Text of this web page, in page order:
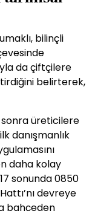
bilinçli
da çiftçilere
belirterek,
üreticilere
danışmanlık
daha kolay
sonunda 0850
devreye
bahçeden